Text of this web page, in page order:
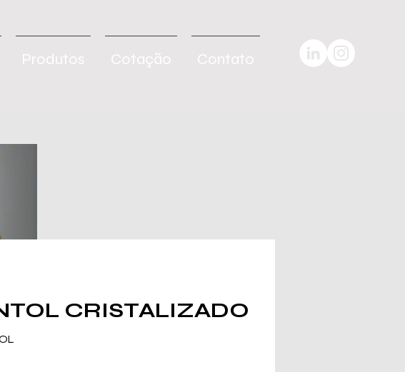
Produtos Cotação Contato
CRISTALIZADO